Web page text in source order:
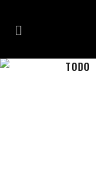
TODO